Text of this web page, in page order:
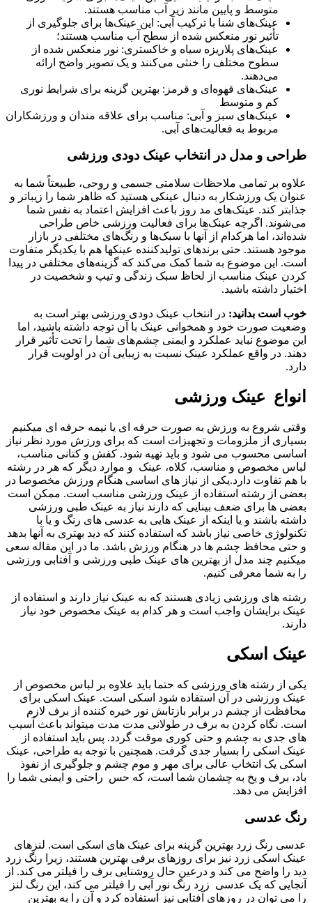
متوسط و پایین مانند زیر آب مناسب هستند.
عینک‌های شنا با ترکیب آبی: این عینک‌ها برای جلوگیری از
تأثیر نور منعکس شده از سطح آب مناسب هستند؛
عینک‌های پلاریزه سیاه و خاکستری: نور منعکس شده از
سطوح مختلف را خنثی می‌کنند و یک تصویر واضح ارائه
می‌دهند.
عینک‌های قهوه‌ای و قرمز: بهترین گزینه برای شرایط نوری
کم و متوسط
عینک‌های سبز و آبی: مناسب برای علاقه مندان و ورزشکاران
مربوط به فعالیت‌های آبی.
طراحی و مدل در انتخاب عینک دودی ورزشی
علاوه بر تمامی ملاحظات سلامتی جسمی و روحی، طبیعتاً شما به
عنوان یک ورزشکار به دنبال عینکی هستید که ظاهر شما را زیباتر و
جذابتر کند. عینک‌های مد روز باعث افزایش اعتماد به نفس شما
می‌شوند. اگرچه عینک‌ها برای فعالیت ورزشی خاص طراحی
شده‌اند، اما هرکدام از آنها با سبک‌ها و رنگ‌های مختلفی در بازار
موجود هستند. حتی برندهای تولیدکننده عینک­ها هم با یکدیگر متفاوت
است. این موضوع به شما کمک می‌کند که گزینه‌های مختلفی در پیدا
کردن عینک مناسب از لحاظ سبک زندگی و تیپ و شخصیت در
اختیار داشته باشید.
خوب است بدانید: در انتخاب عینک دودی ورزشی بهتر است به
وضعیت صورت خود و همخوانی عینک با آن توجه داشته باشید، اما
این موضوع نباید عملکرد و ایمنی چشم‌های شما را تحت تأثیر قرار
دهند. در واقع عملکرد عینک نسبت به زیبایی آن در اولویت قرار
دارد.
انواع عینک ورزشی
وقتی شروع به ورزش به صورت حرفه ای یا نیمه حرفه ای میکنیم
بسیاری از ملزومات و تجهیزات است که برای ورزش مورد نظر نیاز
اساسی محسوب می شود و باید تهیه شود. کفش و کتانی مناسب،
لباس مخصوص و مناسب، کلاه، عینک و موارد دیگر که هر در رشته
با هم تفاوت دارد.یکی از نیاز های اساسی هنگام ورزش مخصوصا در
بعضی از رشته استفاده از عینک ورزشی مناسب است. ممکن است
بعضی ها برای ضعف بینایی که دارند نیاز به عینک طبی ورزشی
داشته باشند و یا اینکه از عینک هایی به عدسی های رنگ و یا با
تکنولوژی خاصی نیاز باشد که استفاده کنند که دید بهتری به آنها بدهد
و حتی محافظ چشم ها در هنگام ورزش باشد. ما در این مقاله سعی
میکنیم چند مدل از بهترین های عینک طبی ورزشی و آفتابی ورزشی
را به شما معرفی کنیم.
رشته های ورزشی زیادی هستند که به عینک نیاز دارند و استفاده از
عینک برایشان واجب است و هر کدام به عینک مخصوص خود نیاز
دارند.
عینک اسکی
یکی از رشته های ورزشی که حتما باید علاوه بر لباس مخصوص از
عینک ورزشی در آن استفاده شود اسکی است. عینک اسکی برای
محافظت از چشم در برابر بازتابش نور خیره کننده از برف لازم
است. نگاه کردن به برف در طولانی مدت مدت میتواند باعث آسیب
های جدی به چشم و حتی کوری موقت گردد. پس باید استفاده از
عینک اسکی را بسیار جدی گرفت. همچنین با توجه به طراحی، عینک
اسکی یک انتخاب عالی برای مهر و موم چشم و جلوگیری از نفوذ
باد، برف و یخ به چشمان شما است، که حس راحتی و ایمنی شما را
افزایش می دهد.
رنگ عدسی
عدسی رنگ زرد بهترین گزینه برای عینک های اسکی است. لنزهای
عینک اسکی زرد نیز برای روزهای برفی بهترین هستند، زیرا رنگ زرد
دید را واضح می کند و درعین حال روشنایی برف را فیلتر می کند. از
آنجایی که یک عدسی زرد رنگ نور آبی را فیلتر می کند، این رنگ لنز
را می توان در روزهای آفتابی نیز استفاده کرد و آن را به بهترین